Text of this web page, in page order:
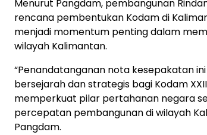
Menurut Pangdam, pembangunan
rencana pembentukan Kodam di
menjadi momentum penting dalam
wilayah Kalimantan.
“Penandatanganan nota kesepakatan
bersejarah dan strategis bagi Kodam
memperkuat pilar pertahanan negara
percepatan pembangunan di wilayah
Pangdam.